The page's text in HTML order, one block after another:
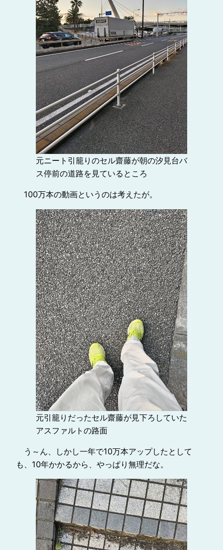
元ニート引籠りのセル齋藤が朝の汐見台バ
ス停前の道路を見ているところ
100万本の動画というのは考えたが。
元引籠りだったセル齋藤が見下ろしていた
アスファルトの路面
う～ん、しかし一年で10万本アップしたとして
も、10年かかるから、やっぱり無理だな。